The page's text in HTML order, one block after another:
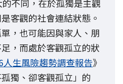
不同，在於孤獨是主觀
客觀的社會連結狀態。
，也可能因與家人、朋
，而處於客觀孤立的狀
人生風險趨勢調查報告》
獨、卻客觀孤立」的